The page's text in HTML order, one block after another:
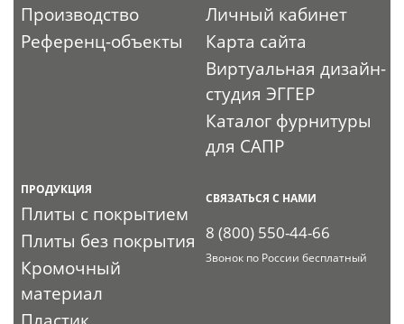
Производство
Референц-объекты
Личный кабинет
Карта сайта
Виртуальная дизайн-
студия ЭГГЕР
Каталог фурнитуры
для САПР
ПРОДУКЦИЯ
Плиты с покрытием
Плиты без покрытия
Кромочный
материал
СВЯЗАТЬСЯ С НАМИ
8 (800) 550-44-66
Звонок по России бесплатный